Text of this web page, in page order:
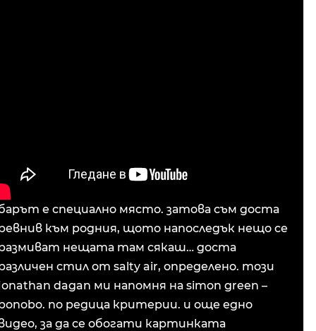
е специално място. затова съм доста
към родния, щото напоследък нещо се
нещата там сякаш… доста
стил от salty air, определено. този
dagan ми напомня на simon green –
по редица критерии. и още едно
за да се обогати картинката